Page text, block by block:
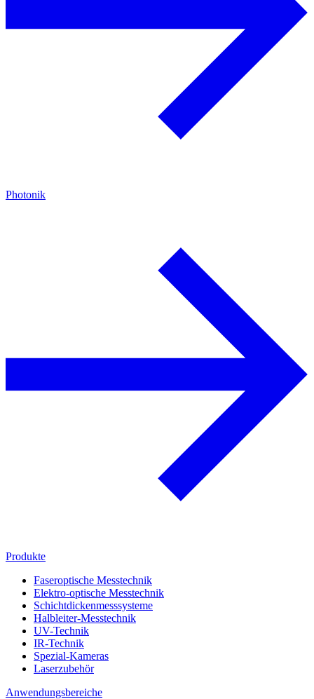
Photonik
Produkte
Faseroptische Messtechnik
Elektro-optische Messtechnik
Schichtdickenmesssysteme
Halbleiter-Messtechnik
UV-Technik
IR-Technik
Spezial-Kameras
Laserzubehör
Anwendungsbereiche